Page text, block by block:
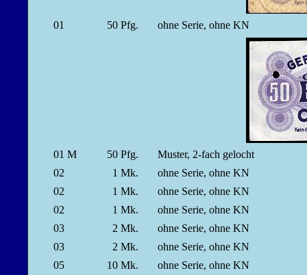
01 50 Pfg. ohne Serie, ohne KN
01 M 50 Pfg.
Muster, 2-fach gelocht
02
1 Mk.
ohne Serie, ohne KN
02
1 Mk.
ohne Serie, ohne KN
02
1 Mk.
ohne Serie, ohne KN
03
2 Mk.
ohne Serie, ohne KN
03
2 Mk.
ohne Serie, ohne KN
05
10 Mk. ohne Serie, ohne KN